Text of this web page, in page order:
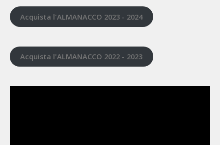
Acquista l'ALMANACCO 2023 - 2024
Acquista l'ALMANACCO 2022 - 2023